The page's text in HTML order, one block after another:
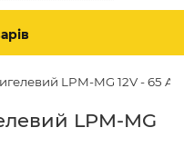
LPM-MG 12V - 65 Ah
LPM-MG